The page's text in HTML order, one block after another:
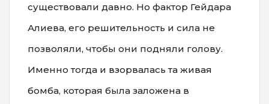
существовали давно. Но фактор Гейдара
Алиева, его решительность и сила не
позволяли, чтобы они подняли голову.
Именно тогда и взорвалась та живая
бомба, которая была заложена в